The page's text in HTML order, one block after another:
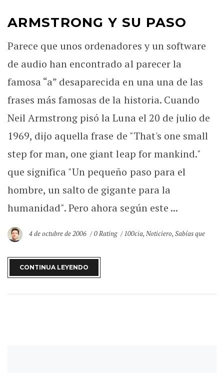
ARMSTRONG Y SU PASO
Parece que unos ordenadores y un software
de audio han encontrado al parecer la
famosa “a” desaparecida en una una de las
frases más famosas de la historia. Cuando
Neil Armstrong pisó la Luna el 20 de julio de
1969, dijo aquella frase de "That's one small
step for man, one giant leap for mankind."
que significa "Un pequeño paso para el
hombre, un salto de gigante para la
humanidad". Pero ahora según este ...
4 de octubre de 2006 0 Rating 100cia,Noticiero,Sabías que
CONTINUA LEYENDO